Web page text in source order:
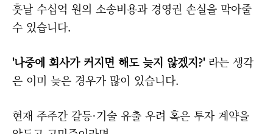
훗날 수십억 원의 소송비용과 경영권 손실을 막아줄
수 있습니다.
'나중에 회사가 커지면 해도 늦지 않겠지?'라는 생각
은 이미 늦은 경우가 많이 있습니다.
현재 주주간 갈등·기술 유출 우려 혹은 투자 계약을